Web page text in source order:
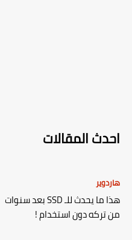
احدث المقالات
هاردوير
هذا ما يحدث للـ SSD بعد سنوات
من تركه دون استخدام !